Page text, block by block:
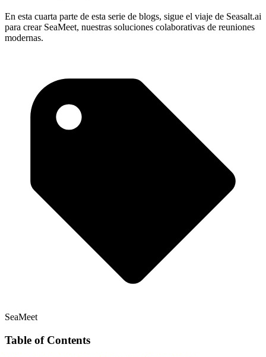
En esta cuarta parte de esta serie de blogs, sigue el viaje de Seasalt.ai
para crear SeaMeet, nuestras soluciones colaborativas de reuniones
modernas.
SeaMeet
Table of Contents